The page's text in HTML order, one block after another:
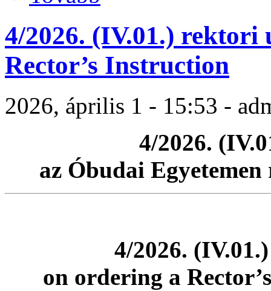
4/2026. (IV.01.) rektori
Rector’s Instruction
2026, április 1 - 15:53 -
4/2026.
az Óbudai
4/2026.
on ordering a